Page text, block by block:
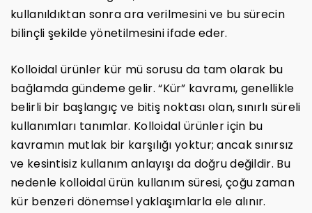
kullanıldıktan sonra ara verilmesini ve bu sürecin
bilinçli şekilde yönetilmesini ifade eder.
Kolloidal ürünler kür mü sorusu da tam olarak bu
bağlamda gündeme gelir. “Kür” kavramı, genellikle
belirli bir başlangıç ve bitiş noktası olan, sınırlı süreli
kullanımları tanımlar. Kolloidal ürünler için bu
kavramın mutlak bir karşılığı yoktur; ancak sınırsız
ve kesintisiz kullanım anlayışı da doğru değildir. Bu
nedenle kolloidal ürün kullanım süresi, çoğu zaman
kür benzeri dönemsel yaklaşımlarla ele alınır.